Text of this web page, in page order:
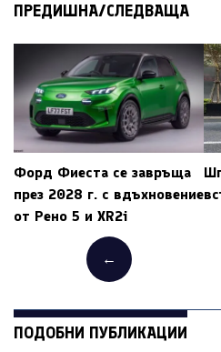
ПРЕДИШНА/СЛЕДВАЩА
Форд Фиеста се завръща
през 2028 г. с вдъхновение
от Рено 5 и XR2i
←
ПОДОБНИ ПУБЛИКАЦИИ